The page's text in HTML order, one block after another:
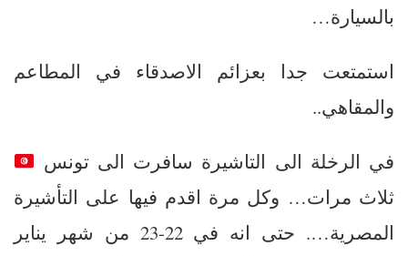
بالسيارة…
استمتعت جدا بعزائم الاصدقاء في المطاعم
والمقاهي..
في الرخلة الى التاشيرة سافرت الى تونس
ثلاث مرات… وكل مرة اقدم فيها على التأشيرة
المصرية…. حتى انه في 22-23 من شهر يناير